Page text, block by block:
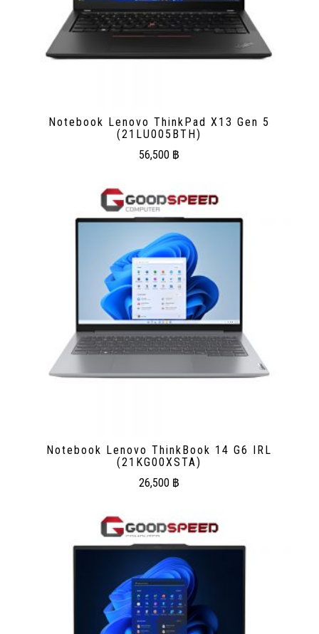
Notebook Lenovo ThinkPad X13 Gen 5
(21LU005BTH)
56,500 ฿
Notebook Lenovo ThinkBook 14 G6 IRL
(21KG00XSTA)
26,500 ฿